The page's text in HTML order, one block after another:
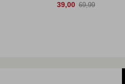
39,00 69,99